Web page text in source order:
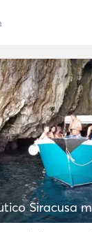
Siracusa